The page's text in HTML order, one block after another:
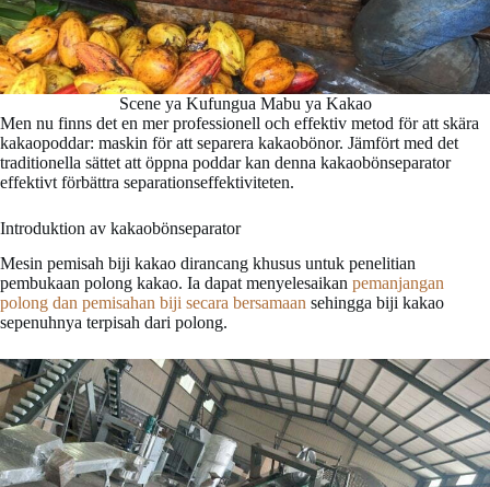
Scene ya Kufungua Mabu ya Kakao
Men nu finns det en mer professionell och effektiv metod för att skära
kakaopoddar: maskin för att separera kakaobönor. Jämfört med det
traditionella sättet att öppna poddar kan denna kakaobönseparator
effektivt förbättra separationseffektiviteten.
Introduktion av kakaobönseparator
Mesin pemisah biji kakao dirancang khusus untuk penelitian
pembukaan polong kakao. Ia dapat menyelesaikan pemanjangan
polong dan pemisahan biji secara bersamaan sehingga biji kakao
sepenuhnya terpisah dari polong.